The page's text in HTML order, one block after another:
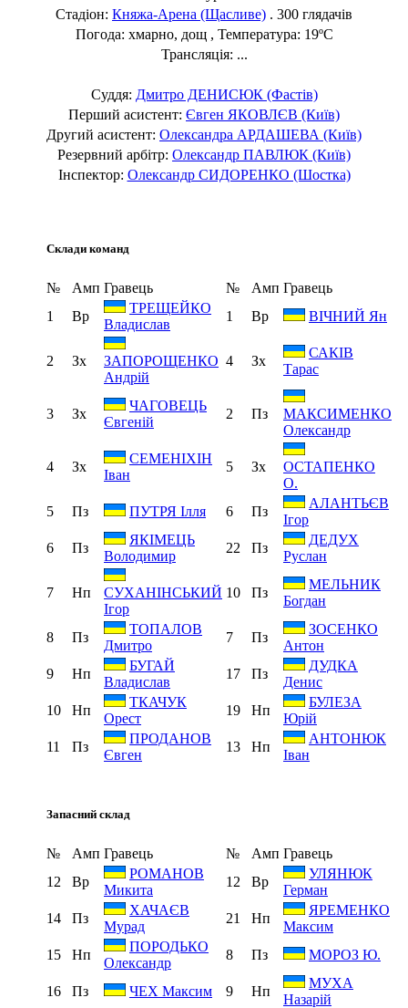
Стадіон: Княжа-Арена (Щасливе) . 300 глядачів
Погода: хмарно, дощ , Температура: 19ºC
Трансляція: ...
Суддя: Дмитро ДЕНИСЮК (Фастів)
Перший асистент: Євген ЯКОВЛЄВ (Київ)
Другий асистент: Олександра АРДАШЕВА (Київ)
Резервний арбітр: Олександр ПАВЛЮК (Київ)
Інспектор: Олександр СИДОРЕНКО (Шостка)
Склади команд
№ Амп Гравець № Амп Гравець
1
Вр
ТРЕЩЕЙКО
Владислав
1 Вр ВІЧНИЙ Ян
2 Зх
ЗАПОРОЩЕНКО
Андрій
4 Зх
САКІВ
Тарас
3 Зх
ЧАГОВЕЦЬ
Євгеній
2 Пз
МАКСИМЕНКО
Олександр
4 Зх
СЕМЕНІХІН
Іван
5 Зх
ОСТАПЕНКО
О.
5
Пз ПУТРЯ Ілля 6 Пз
АЛАНТЬЄВ
Ігор
6
Пз
ЯКІМЕЦЬ
Володимир
22 Пз
ДЕДУХ
Руслан
7 Нп
СУХАНІНСЬКИЙ
Ігор
10 Пз
МЕЛЬНИК
Богдан
8 Пз
ТОПАЛОВ
Дмитро
7 Пз
ЗОСЕНКО
Антон
9
Нп
БУГАЙ
Владислав
17 Пз
ДУДКА
Денис
10
Нп
ТКАЧУК
Орест
19 Нп
БУЛЕЗА
Юрій
11
Пз
ПРОДАНОВ
Євген
13 Нп
АНТОНЮК
Іван
Запасний склад
№ Амп Гравець № Амп Гравець
12
Вр
РОМАНОВ
Микита
12 Вр
УЛЯНЮК
Герман
14
Пз
ХАЧАЄВ
Мурад
21 Нп
ЯРЕМЕНКО
Максим
15
Нп
ПОРОДЬКО
Олександр
8 Пз МОРОЗ Ю.
16 Пз ЧЕХ Максим 9 Нп
МУХА
Назарій